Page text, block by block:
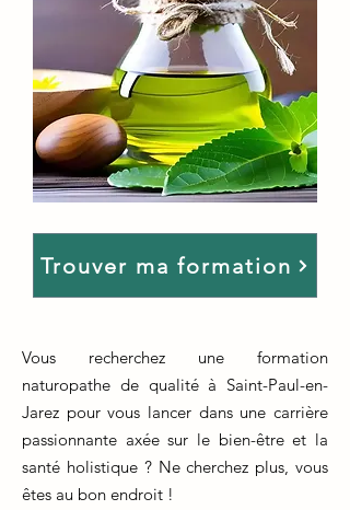
Trouver ma formation
Vous recherchez une formation
naturopathe de qualité à Saint-Paul-en-
Jarez pour vous lancer dans une carrière
passionnante axée sur le bien-être et la
santé holistique ? Ne cherchez plus, vous
êtes au bon endroit !